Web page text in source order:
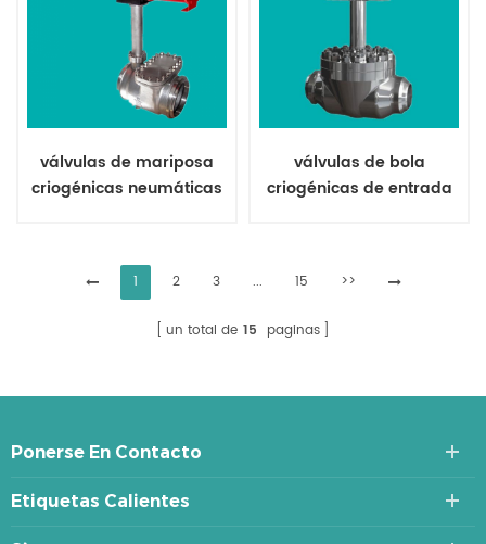
válvulas de mariposa
criogénicas neumáticas
válvulas de bola
criogénicas de entrada
1 2 3 ... 15 >>
un total de 15 paginas
Ponerse En Contacto
Etiquetas Calientes